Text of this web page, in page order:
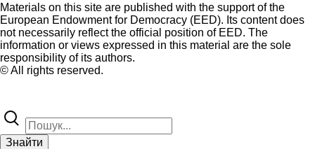
Materials on this site are published with the support of the
European Endowment for Democracy (EED). Its content does
not necessarily reflect the official position of EED. The
information or views expressed in this material are the sole
responsibility of its authors.
© All rights reserved.
Знайти